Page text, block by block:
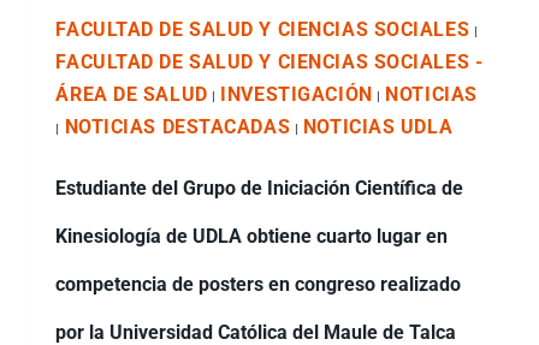
FACULTAD DE SALUD Y CIENCIAS SOCIALES |
FACULTAD DE SALUD Y CIENCIAS SOCIALES -
ÁREA DE SALUD | INVESTIGACIÓN | NOTICIAS
| NOTICIAS DESTACADAS | NOTICIAS UDLA
Estudiante del Grupo de Iniciación Científica de
Kinesiología de UDLA obtiene cuarto lugar en
competencia de posters en congreso realizado
por la Universidad Católica del Maule de Talca